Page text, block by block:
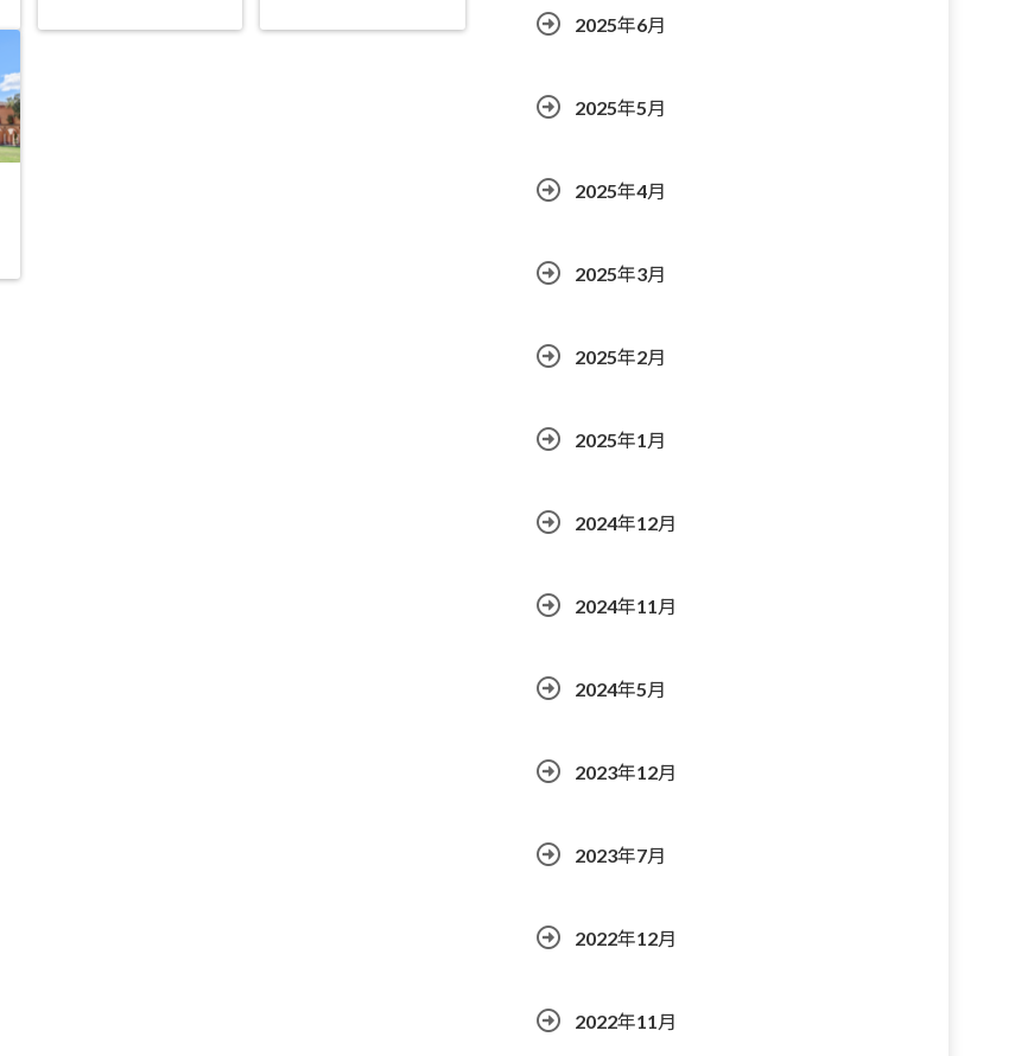
2025年6月
2025年5月
2025年4月
2025年3月
2025年2月
2025年1月
2024年12月
2024年11月
2024年5月
2023年12月
2023年7月
2022年12月
2022年11月